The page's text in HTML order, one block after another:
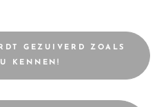
GEZUIVERD ZOALS
KENNEN!